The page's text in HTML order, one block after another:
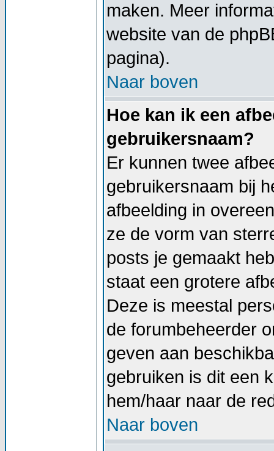
maken. Meer
website van de
pagina).
Naar boven
Hoe kan ik een
gebruikersnaam?
Er kunnen twee
gebruikersnaam bij
afbeelding in
ze de vorm van
posts je gemaakt
staat een grotere
Deze is meestal
de forumbeheerder
geven aan
gebruiken is dit een
hem/haar naar de
Naar boven